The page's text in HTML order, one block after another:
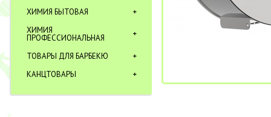
ХИМИЯ БЫТОВАЯ
ХИМИЯ
ПРОФЕССИОНАЛЬНАЯ
ТОВАРЫ ДЛЯ БАРБЕКЮ
КАНЦТОВАРЫ